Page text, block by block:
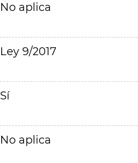
No aplica
Ley 9/2017
Sí
No aplica